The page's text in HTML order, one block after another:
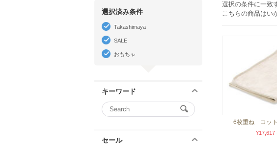
選択済み条件
Takashimaya
SALE
おもちゃ
キーワード
セール
選択の条件に一致
こちらの商品はい
6枚重ね コット
¥17,617